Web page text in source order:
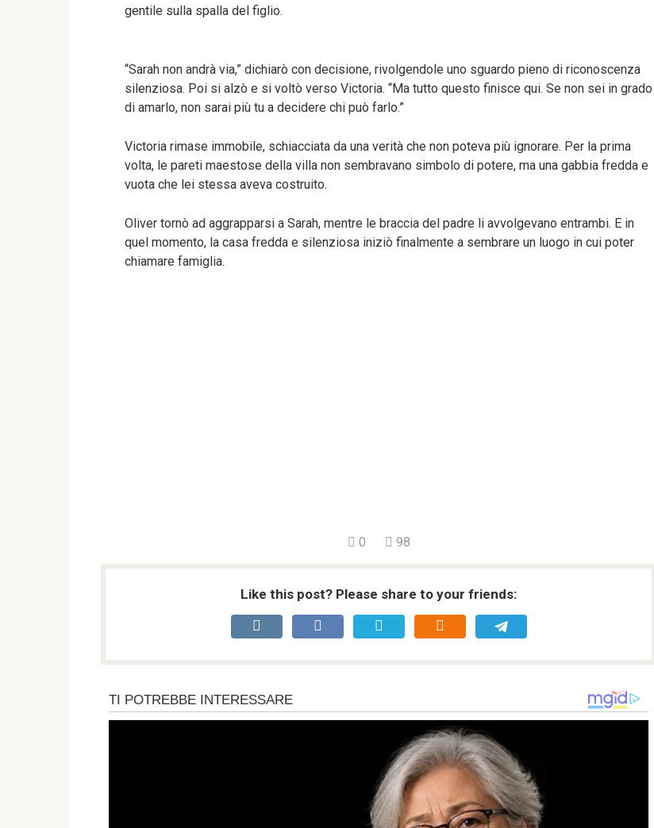
gentile sulla spalla del figlio.
“Sarah non andrà via,” dichiarò con decisione, rivolgendole uno sguardo pieno di riconoscenza
silenziosa. Poi si alzò e si voltò verso Victoria. “Ma tutto questo finisce qui. Se non sei in grado
di amarlo, non sarai più tu a decidere chi può farlo.”
Victoria rimase immobile, schiacciata da una verità che non poteva più ignorare. Per la prima
volta, le pareti maestose della villa non sembravano simbolo di potere, ma una gabbia fredda e
vuota che lei stessa aveva costruito.
Oliver tornò ad aggrapparsi a Sarah, mentre le braccia del padre li avvolgevano entrambi. E in
quel momento, la casa fredda e silenziosa iniziò finalmente a sembrare un luogo in cui poter
chiamare famiglia.
0 98
Like this post? Please share to your friends: